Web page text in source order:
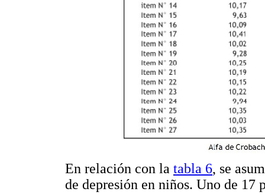
En relación con la tabla 6, se
de depresión en niños. Uno de 17